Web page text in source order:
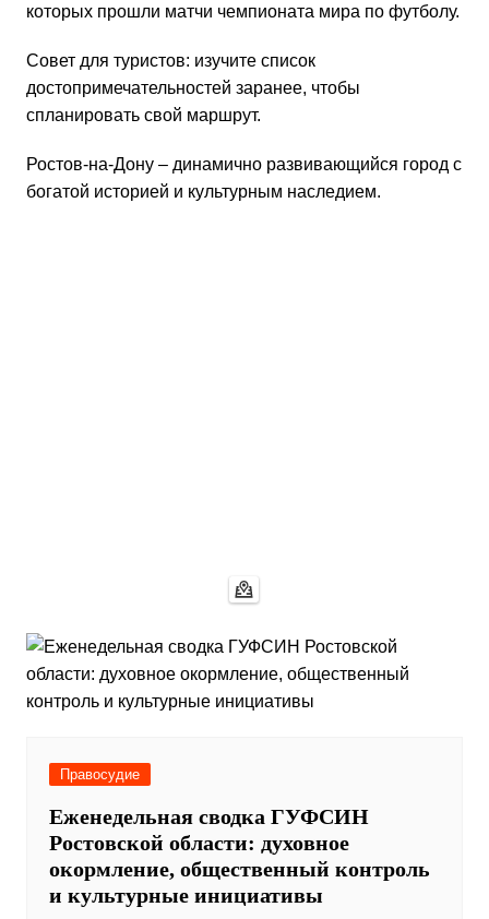
которых прошли матчи чемпионата мира по футболу.
Совет для туристов: изучите список
достопримечательностей заранее, чтобы
спланировать свой маршрут.
Ростов-на-Дону – динамично развивающийся город с
богатой историей и культурным наследием.
Правосудие
Еженедельная сводка ГУФСИН
Ростовской области: духовное
окормление, общественный контроль
и культурные инициативы